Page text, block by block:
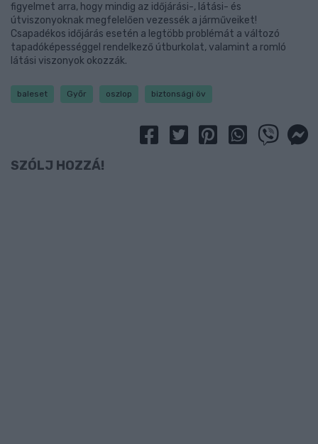
figyelmet arra, hogy mindig az időjárási-, látási- és
útviszonyoknak megfelelően vezessék a járműveiket!
Csapadékos időjárás esetén a legtöbb problémát a változó
tapadóképességgel rendelkező útburkolat, valamint a romló
látási viszonyok okozzák.
baleset Győr oszlop biztonsági öv
SZÓLJ HOZZÁ!